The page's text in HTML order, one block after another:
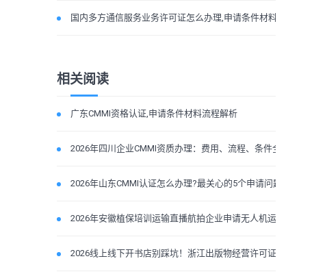
国内多方通信服务业务许可证怎么办理,申请条件材料及
相关阅读
广东CMMI资格认证,申请条件材料流程解析
2026年四川企业CMMI资质办理：费用、流程、条件全知晓
2026年山东CMMI认证怎么办理?最关心的5个申请问题
2026年安徽植保培训运输直播航拍企业申请无人机运营合
2026线上线下开书店别踩坑！浙江出版物经营许可证办理